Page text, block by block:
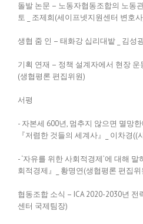
돌발 논문 – 노동자협동조합의 노동
토 _ 조제희(세이프넷지원센터 변호
생협 줌 인 – 태화강 십리대밭 _ 김성
기획 연재 – 정책 설계자에서 현장 운
(생협평론 편집위원)
서평
- 자본세 600년, 멈추지 않으면 멸망
『저렴한 것들의 세계사』_ 이차경((
- ‘자유를 위한 사회적경제’에 대해
회적경제』_ 황명연(생협평론 편집위
협동조합 소식 – ICA 2020-2030년 전
센터 국제팀장)